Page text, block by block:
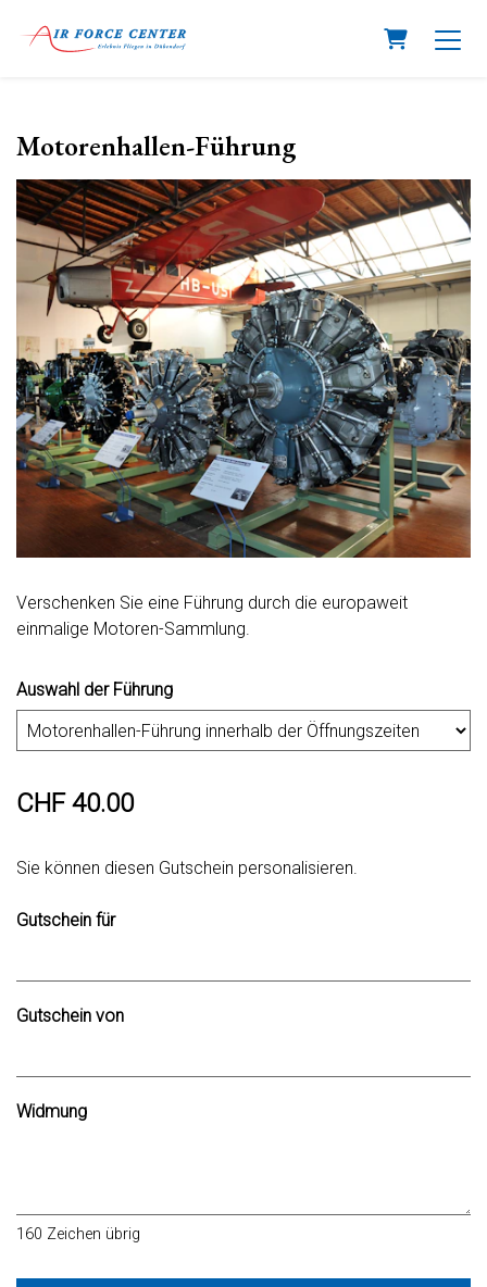
Warenkorb
Motorenhallen-Führung
Verschenken Sie eine Führung durch die europaweit
einmalige Motoren-Sammlung.
Auswahl der Führung
CHF 40.00
Sie können diesen Gutschein personalisieren.
Gutschein für
Gutschein von
Widmung
160 Zeichen übrig